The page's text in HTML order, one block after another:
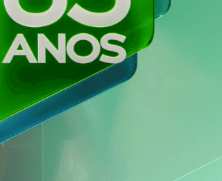
atuação
os quatro